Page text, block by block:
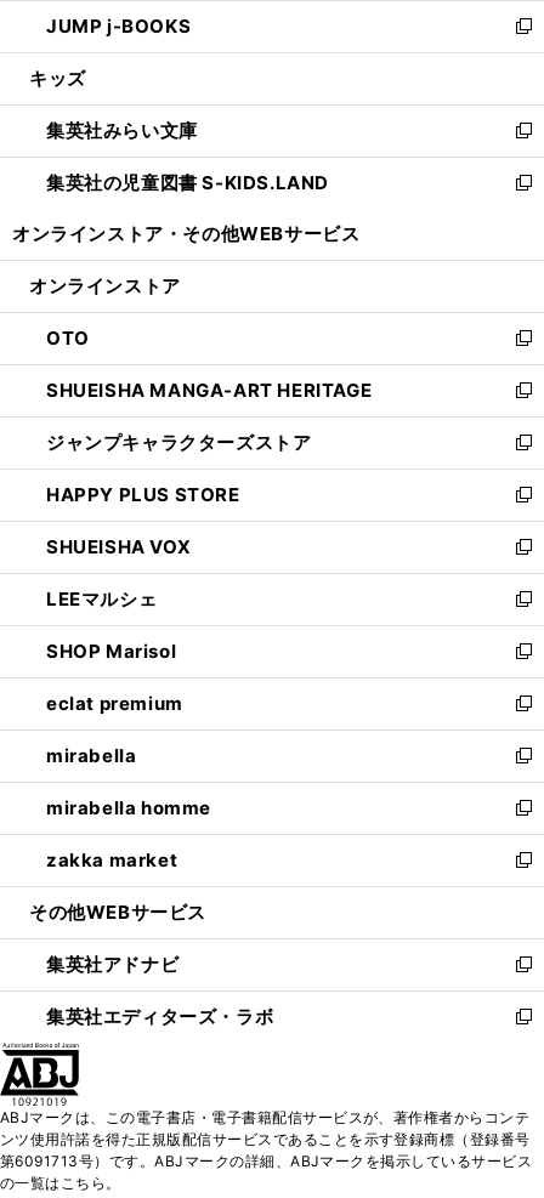
で
開
ド
ウ
開
く
ィ
ン
ウ
で
開
く
し
い
ウ
ン
ド
ウ
で
JUMP j-BOOKS
新
し
ウ
ィ
ン
ド
開
キッズ
集英社みらい文庫
新
し
い
ン
ウ
で
開
く
集英社の児童図書 S-KIDS.LAND
新
ウ
ン
ド
ウ
で
開
く
オンラインストア・ その他WEBサービス
オンラインストア
OTO
新
し
い
ウ
ィ
ン
ド
ウ
で
開
く
SHUEISHA MANGA-ART HERITAGE
新
し
い
ウ
ィ
ン
ド
ウ
で
開
く
ジャンプキャラクターズストア
新
し
い
ウ
ィ
ン
ド
ウ
で
開
く
HAPPY PLUS STORE
新
し
い
ウ
ィ
ン
ド
ウ
で
開
く
SHUEISHA VOX
新
し
い
ウ
ィ
ン
ド
ウ
で
開
く
LEEマルシェ
新
し
い
ウ
ィ
ン
ド
ウ
で
開
く
SHOP Marisol
新
し
い
ウ
ィ
ン
ド
ウ
で
開
eclat premium
新
し
い
ウ
ィ
ン
ド
ウ
開
く
mirabella
新
し
い
ウ
ィ
ン
ウ
で
開
く
mirabella homme
新
し
い
ウ
ン
ド
ウ
で
zakka market
新
し
ウ
ィ
ン
ド
く
その他WEBサービス
集英社アドナビ
新
し
い
ド
ウ
で
集英社エディターズ・ラボ
新
ィ
ン
ド
ABJマークは、この電子書店・電子書籍配信サービスが、著作権者からコンテ
ンツ使用許諾を得た正規版配信サービスであることを示す登録商標（登録番号
第6091713号）です。ABJマークの詳細、ABJマークを掲示しているサービス
の一覧はこちら。